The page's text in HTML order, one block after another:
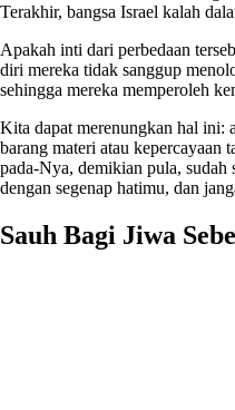
Terakhir, bangsa Israel kalah
Apakah inti dari perbedaan
diri mereka tidak sanggup
sehingga mereka memperoleh
Kita dapat merenungkan hal ini:
barang materi atau kepercayaan
pada-Nya, demikian pula, sudah
dengan segenap hatimu, dan
Sauh Bagi Jiwa